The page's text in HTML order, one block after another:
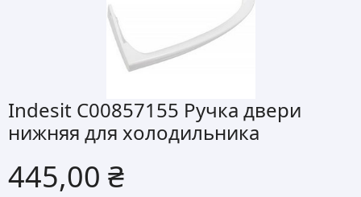
Indesit C00857155 Ручка двери
нижняя для холодильника
445,00 ₴